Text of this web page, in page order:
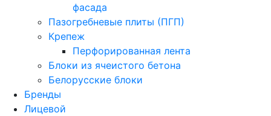
фасада
Пазогребневые плиты (ПГП)
Крепеж
Перфорированная лента
Блоки из ячеистого бетона
Белорусские блоки
Бренды
Лицевой